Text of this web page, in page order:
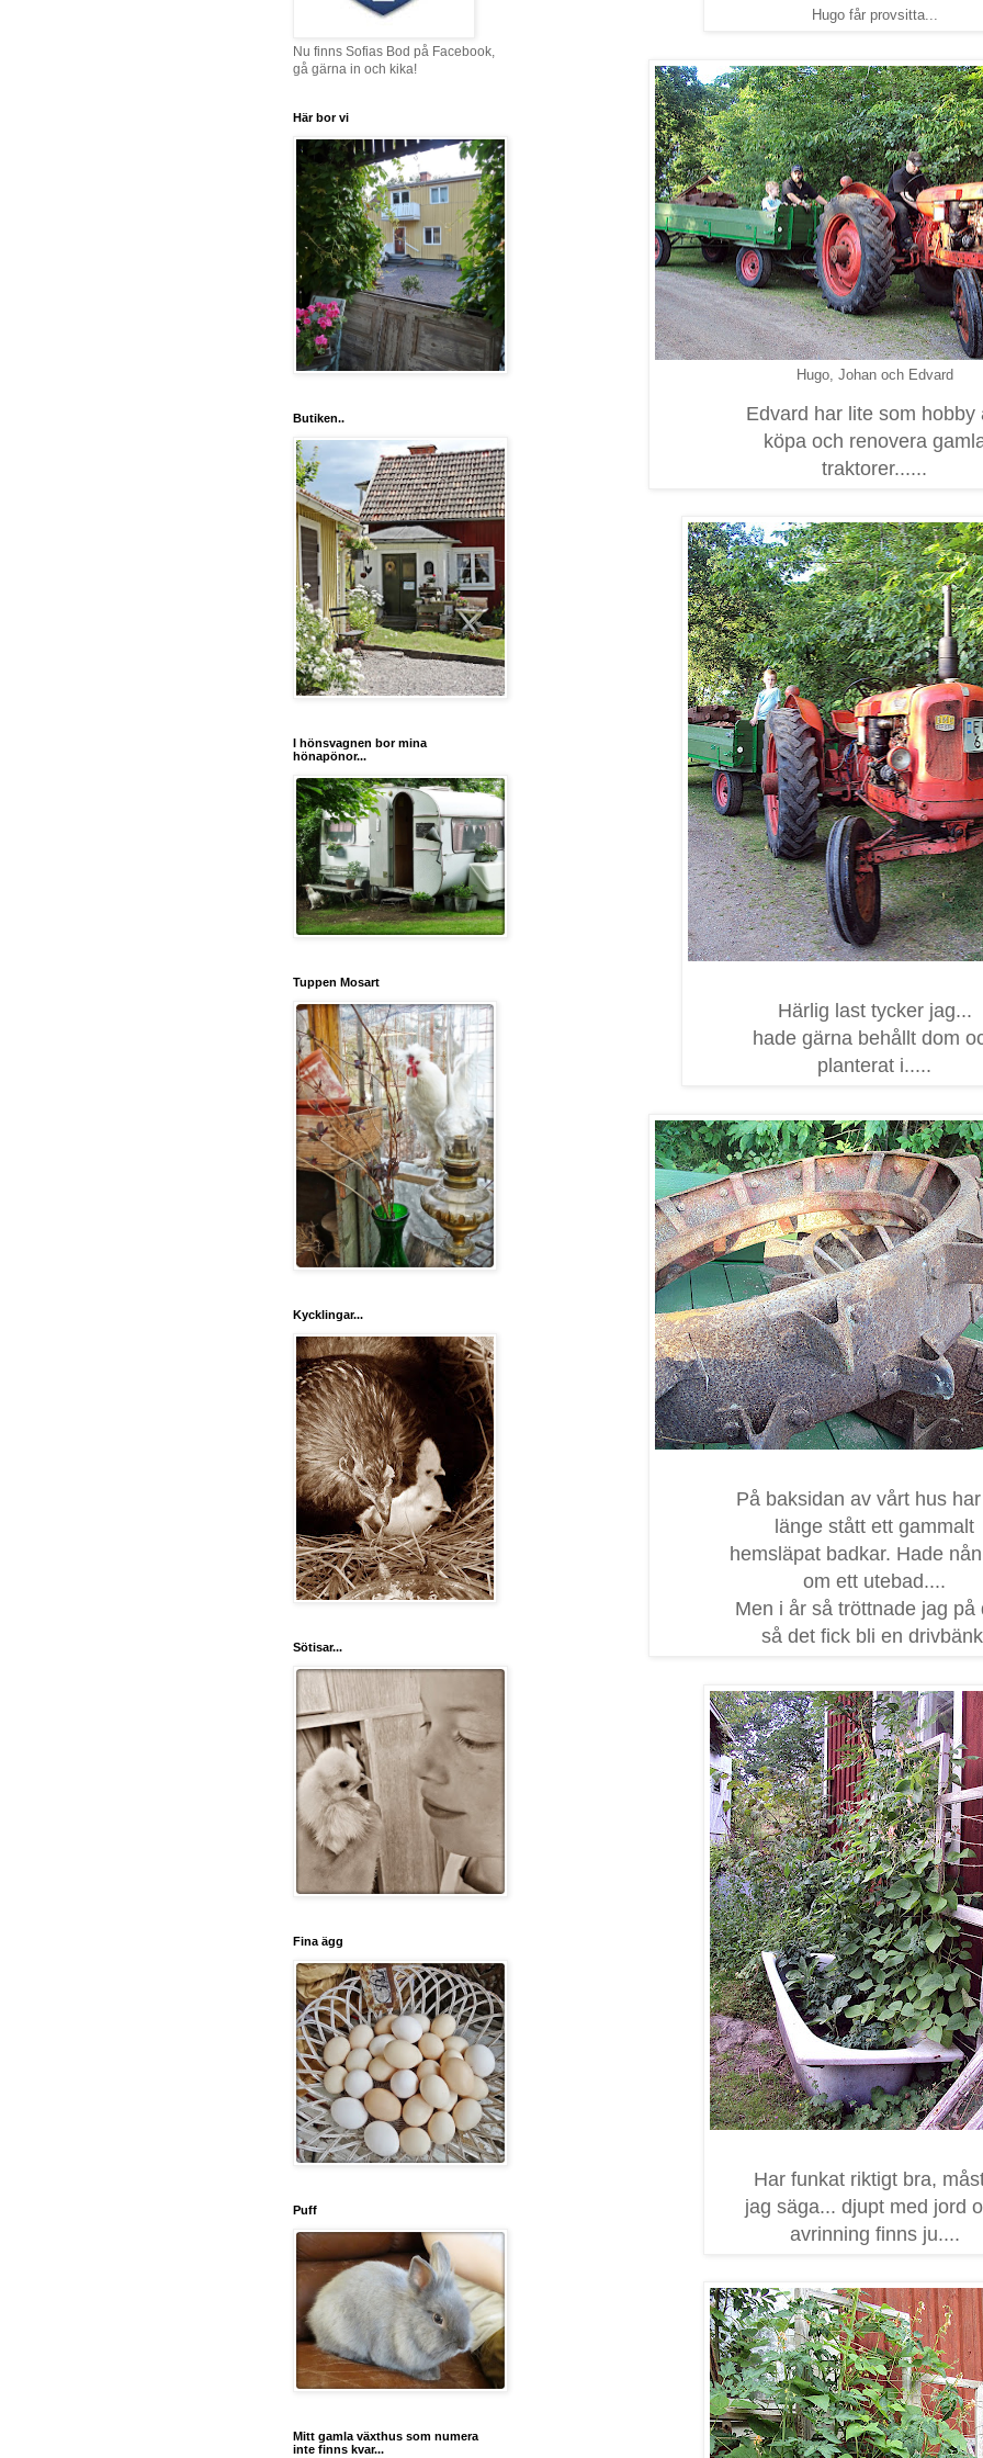
Hugo får provsitta...
Hugo, Johan och Edvard
Edvard har lite som hobby
köpa och renovera
traktorer......
Härlig last tycker jag...
hade gärna behållt dom
planterat i.....
På baksidan av vårt hus
länge stått ett gammalt
hemsläpat badkar. Hade nån
om ett utebad....
Men i år så tröttnade jag på
så det fick bli en
Har funkat riktigt bra,
jag säga... djupt med jord
avrinning finns ju....
Nu finns Sofias Bod på Facebook,
gå gärna in och kika!
Här bor vi
Butiken..
I hönsvagnen bor mina
hönapönor...
Tuppen Mosart
Kycklingar...
Sötisar...
Fina ägg
Puff
Mitt gamla växthus som numera
inte finns kvar...